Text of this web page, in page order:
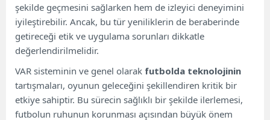
şekilde geçmesini sağlarken hem de izleyici deneyimini
iyileştirebilir. Ancak, bu tür yeniliklerin de beraberinde
getireceği etik ve uygulama sorunları dikkatle
değerlendirilmelidir.
VAR sisteminin ve genel olarak futbolda teknolojinin
tartışmaları, oyunun geleceğini şekillendiren kritik bir
etkiye sahiptir. Bu sürecin sağlıklı bir şekilde ilerlemesi,
futbolun ruhunun korunması açısından büyük önem